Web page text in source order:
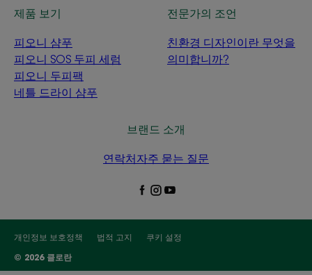
제품 보기
피오니 샴푸
피오니 SOS 두피 세럼
피오니 두피팩
네틀 드라이 샴푸
전문가의 조언
친환경 디자인이란 무엇을
의미합니까?
브랜드 소개
연락처자주 묻는 질문
개인정보 보호정책 법적 고지
쿠키 설정
© 2026 클로란